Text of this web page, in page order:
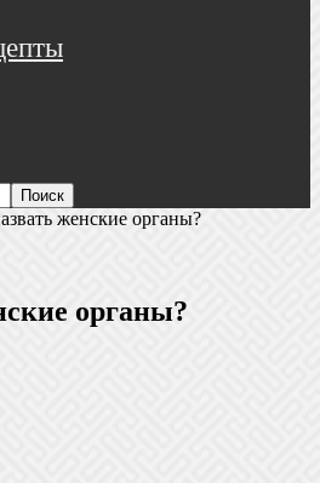
женские органы?
органы?